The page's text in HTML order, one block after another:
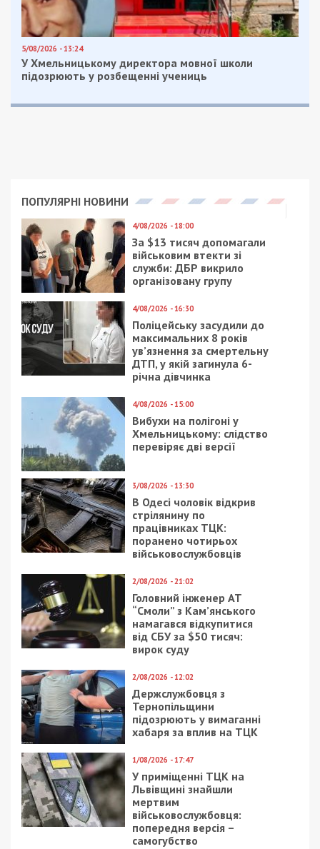
Приєднатися
Читайте також
Дві громади Дніпропетровщини
потерпали вночі від ворожих атак
ТОП
9/06/2017 - 13:57
Какие главврачи
больниц Днепра живут
не по средствам
14/06/2025 - 10:30
Мешканка
Дніпропетровщини
себе за юристку
15/03/2025 - 19:00
Росіяни вбили у
Нікополі пенсіонерку і
поранили двох дітей
2/03/2017 - 11:50
Ломать – не строить:
как город-миллионник